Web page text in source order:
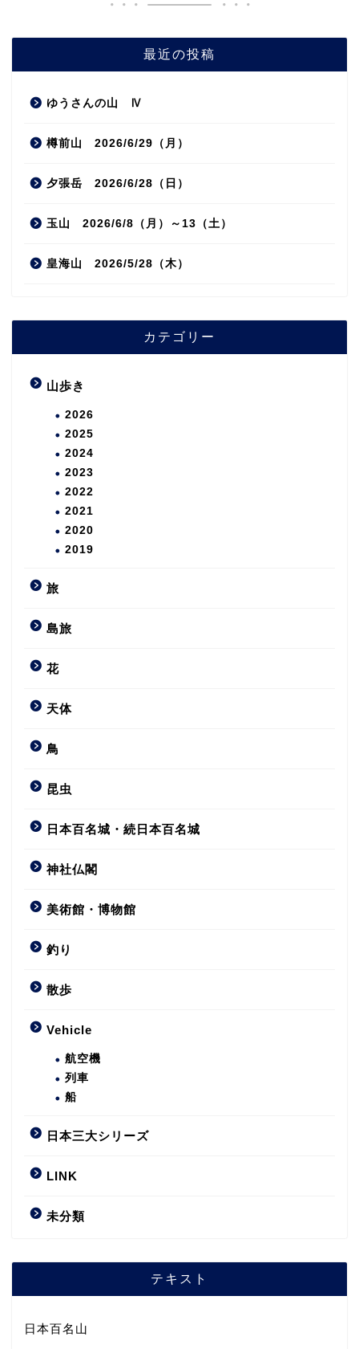
最近の投稿
ゆうさんの山 Ⅳ
樽前山 2026/6/29（月）
夕張岳 2026/6/28（日）
玉山 2026/6/8（月）～13（土）
皇海山 2026/5/28（木）
カテゴリー
山歩き
2026
2025
2024
2023
2022
2021
2020
2019
旅
島旅
花
天体
鳥
昆虫
日本百名城・続日本百名城
神社仏閣
美術館・博物館
釣り
散歩
Vehicle
航空機
列車
船
日本三大シリーズ
LINK
未分類
テキスト
日本百名山